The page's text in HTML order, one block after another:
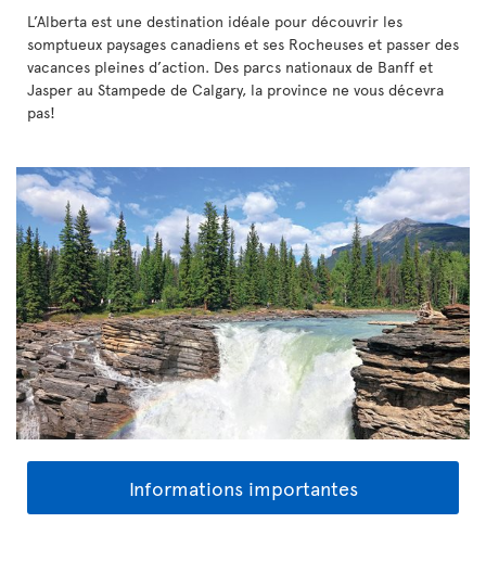
L’Alberta est une destination idéale pour découvrir les
somptueux paysages canadiens et ses Rocheuses et passer des
vacances pleines d’action. Des parcs nationaux de Banff et
Jasper au Stampede de Calgary, la province ne vous décevra
pas!
Informations importantes